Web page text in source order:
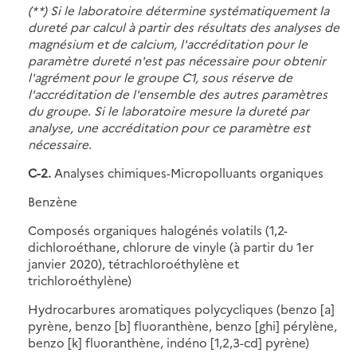
(* *) Si le laboratoire détermine systématiquement la
dureté par calcul à partir des résultats des analyses de
magnésium et de calcium, l'accréditation pour le
paramètre dureté n'est pas nécessaire pour obtenir
l'agrément pour le groupe C1, sous réserve de
l'accréditation de l'ensemble des autres paramètres
du groupe. Si le laboratoire mesure la dureté par
analyse, une accréditation pour ce paramètre est
nécessaire.
C-2. Analyses chimiques-Micropolluants organiques
Benzène
Composés organiques halogénés volatils (1,2-
dichloroéthane, chlorure de vinyle (à partir du 1er
janvier 2020), tétrachloroéthylène et
trichloroéthylène)
Hydrocarbures aromatiques polycycliques (benzo [a]
pyrène, benzo [b] fluoranthène, benzo [ghi] pérylène,
benzo [k] fluoranthène, indéno [1,2,3-cd] pyrène)